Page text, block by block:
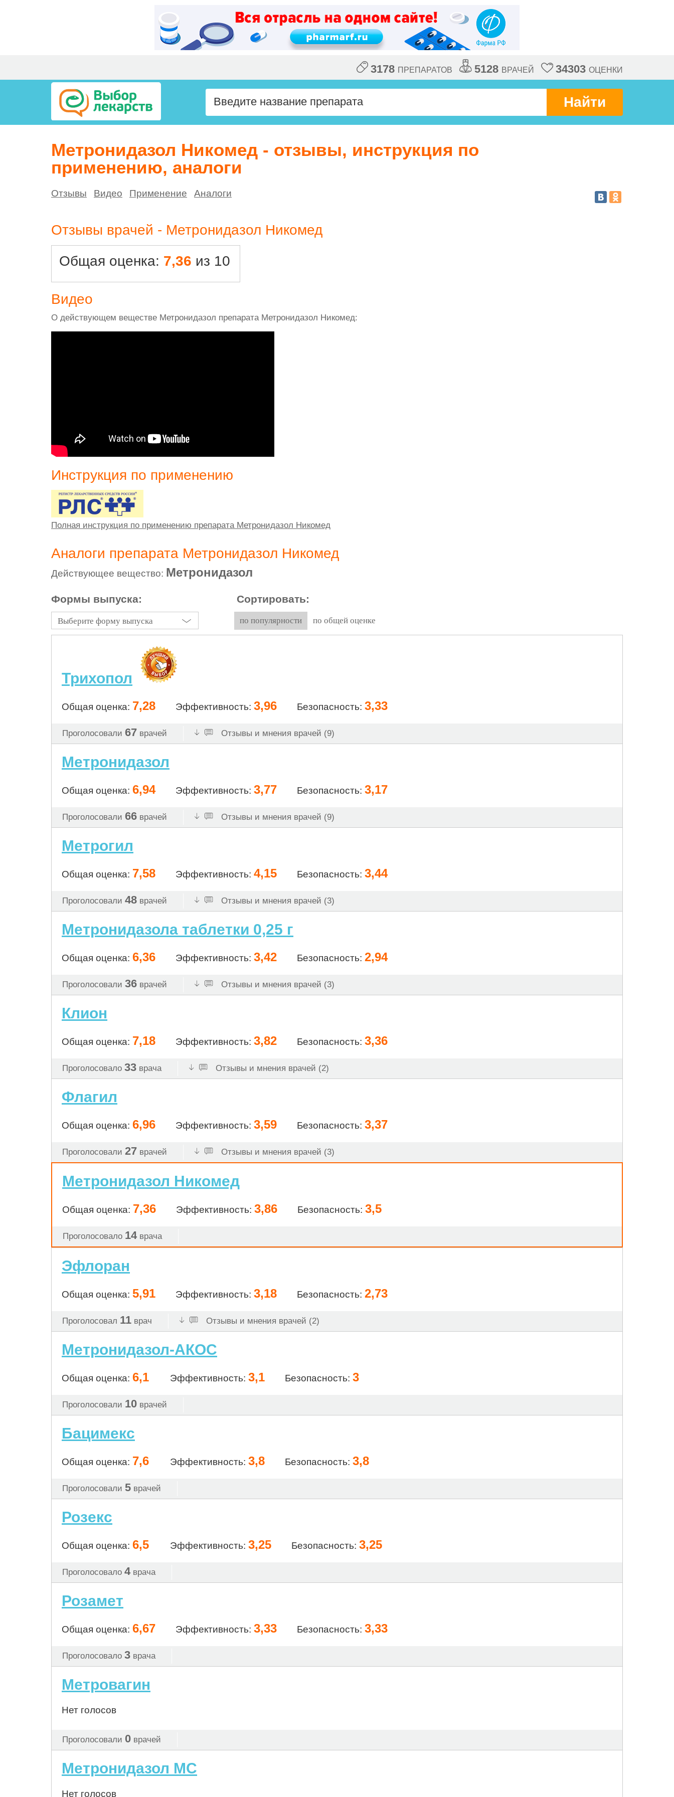
3178 ПРЕПАРАТОВ 5128 ВРАЧЕЙ 34303 ОЦЕНКИ
Найти
Метронидазол Никомед - отзывы, инструкция по
применению, аналоги
Отзывы Видео Применение Аналоги
Отзывы врачей - Метронидазол Никомед
Общая оценка: 7,36 из 10
Видео
О действующем веществе Метронидазол препарата Метронидазол Никомед:
Инструкция по применению
Полная инструкция по применению препарата Метронидазол Никомед
Аналоги препарата Метронидазол Никомед
Действующее вещество: Метронидазол
Формы выпуска:
Выберите форму выпуска
Сортировать:
по популярности по общей оценке
Трихопол
Общая оценка: 7,28 Эффективность: 3,96 Безопасность: 3,33
Проголосовали 67 врачей Отзывы и мнения врачей (9)
Метронидазол
Общая оценка: 6,94 Эффективность: 3,77 Безопасность: 3,17
Проголосовали 66 врачей Отзывы и мнения врачей (9)
Метрогил
Общая оценка: 7,58 Эффективность: 4,15 Безопасность: 3,44
Проголосовали 48 врачей Отзывы и мнения врачей (3)
Метронидазола таблетки 0,25 г
Общая оценка: 6,36 Эффективность: 3,42 Безопасность: 2,94
Проголосовали 36 врачей Отзывы и мнения врачей (3)
Клион
Общая оценка: 7,18 Эффективность: 3,82 Безопасность: 3,36
Проголосовало 33 врача Отзывы и мнения врачей (2)
Флагил
Общая оценка: 6,96 Эффективность: 3,59 Безопасность: 3,37
Проголосовали 27 врачей Отзывы и мнения врачей (3)
Метронидазол Никомед
Общая оценка: 7,36 Эффективность: 3,86 Безопасность: 3,5
Проголосовало 14 врача
Эфлоран
Общая оценка: 5,91 Эффективность: 3,18 Безопасность: 2,73
Проголосовал 11 врач Отзывы и мнения врачей (2)
Метронидазол-АКОС
Общая оценка: 6,1 Эффективность: 3,1 Безопасность: 3
Проголосовали 10 врачей
Бацимекс
Общая оценка: 7,6 Эффективность: 3,8 Безопасность: 3,8
Проголосовали 5 врачей
Розекс
Общая оценка: 6,5 Эффективность: 3,25 Безопасность: 3,25
Проголосовало 4 врача
Розамет
Общая оценка: 6,67 Эффективность: 3,33 Безопасность: 3,33
Проголосовало 3 врача
Метровагин
Нет голосов
Проголосовали 0 врачей
Метронидазол МС
Нет голосов